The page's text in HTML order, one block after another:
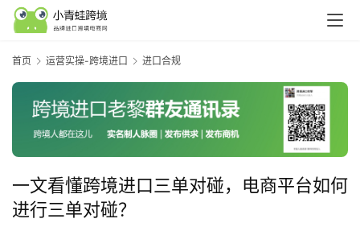
首页 运营实操-跨境进口 进口合规
一文看懂跨境进口三单对碰，电商平台如何
进行三单对碰？